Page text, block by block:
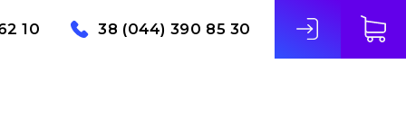
10 38 (044) 390 85 30